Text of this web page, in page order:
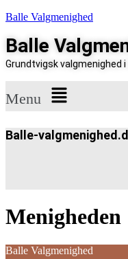
Balle Valgmenighed
Balle
Grundtvigsk valgmenighed i
Menu
Balle-
Menigheden
Balle Valgmenighed